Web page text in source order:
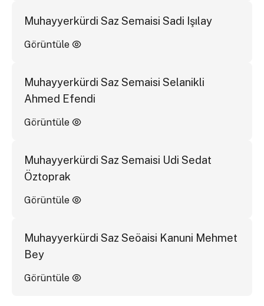
Muhayyerkürdi Saz Semaisi Sadi Işılay
Görüntüle
Muhayyerkürdi Saz Semaisi Selanikli
Ahmed Efendi
Görüntüle
Muhayyerkürdi Saz Semaisi Udi Sedat
Öztoprak
Görüntüle
Muhayyerkürdi Saz Seöaisi Kanuni Mehmet
Bey
Görüntüle